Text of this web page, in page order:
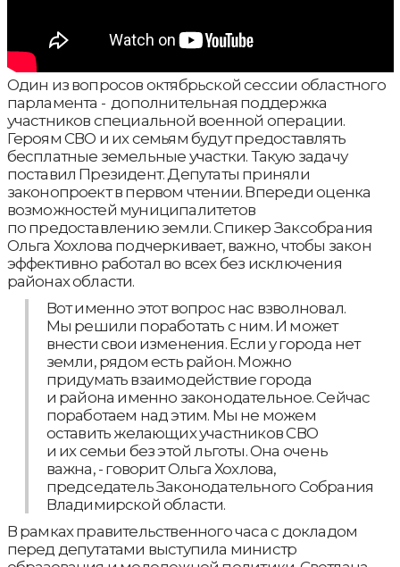
Один из вопросов октябрьской сессии областного
парламента - дополнительная поддержка
участников специальной военной операции.
Героям СВО и их семьям будут предоставлять
бесплатные земельные участки. Такую задачу
поставил Президент. Депутаты приняли
законопроект в первом чтении. Впереди оценка
возможностей муниципалитетов
по предоставлению земли. Спикер Заксобрания
Ольга Хохлова подчеркивает, важно, чтобы закон
эффективно работал во всех без исключения
районах области.
Вот именно этот вопрос нас взволновал.
Мы решили поработать с ним. И может
внести свои изменения. Если у города нет
земли, рядом есть район. Можно
придумать взаимодействие города
и района именно законодательное. Сейчас
поработаем над этим. Мы не можем
оставить желающих участников СВО
и их семьи без этой льготы. Она очень
важна, - говорит Ольга Хохлова,
председатель Законодательного Собрания
Владимирской области.
В рамках правительственного часа с докладом
перед депутатами выступила министр